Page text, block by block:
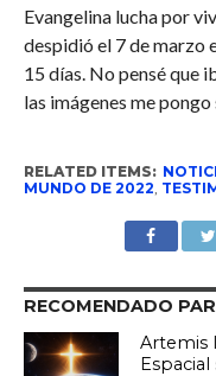
Evangelina lucha por
despidió el 7 de marzo
15 días. No pensé que
las imágenes me
RELATED ITEMS:
MUNDO DE 2022,
RECOMENDADO
Artemis